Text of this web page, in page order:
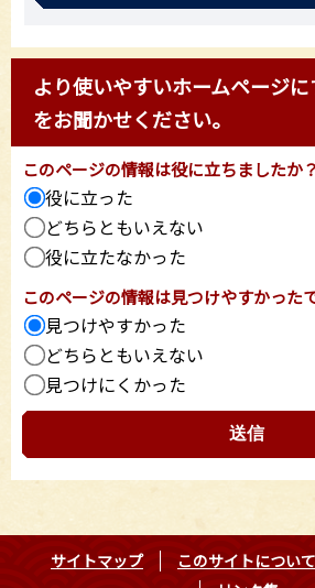
より使いやすいホームページ
をお聞かせください。
このページの情報は役に立ちましたか？
役に立った
どちらともいえない
役に立たなかった
このページの情報は見つけやすかった
見つけやすかった
どちらともいえない
見つけにくかった
サイトマップ このサイトについて